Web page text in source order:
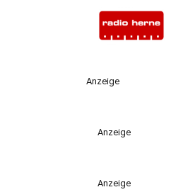
Anzeige
Anzeige
Anzeige